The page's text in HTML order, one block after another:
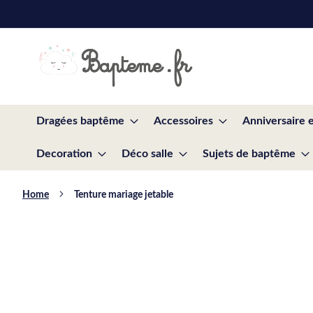
to
Dragées baptême Accessoires Anniversaire
Decoration Déco salle Sujets de baptême
Home Tenture mariage jetable